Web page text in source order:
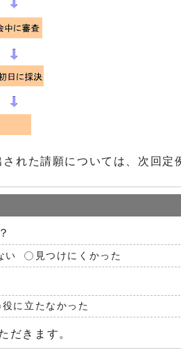
た請願については、次回定
い 見つけにくかった
役に立たなかった
だきます。